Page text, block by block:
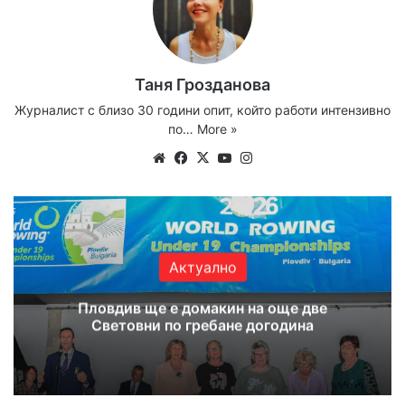
Таня Грозданова
Журналист с близо 30 години опит, който работи интензивно
по… More »
WebsiteFacebook
X YouTube
Актуално
Пловдив ще е домакин на още две
Световни по гребане догодина